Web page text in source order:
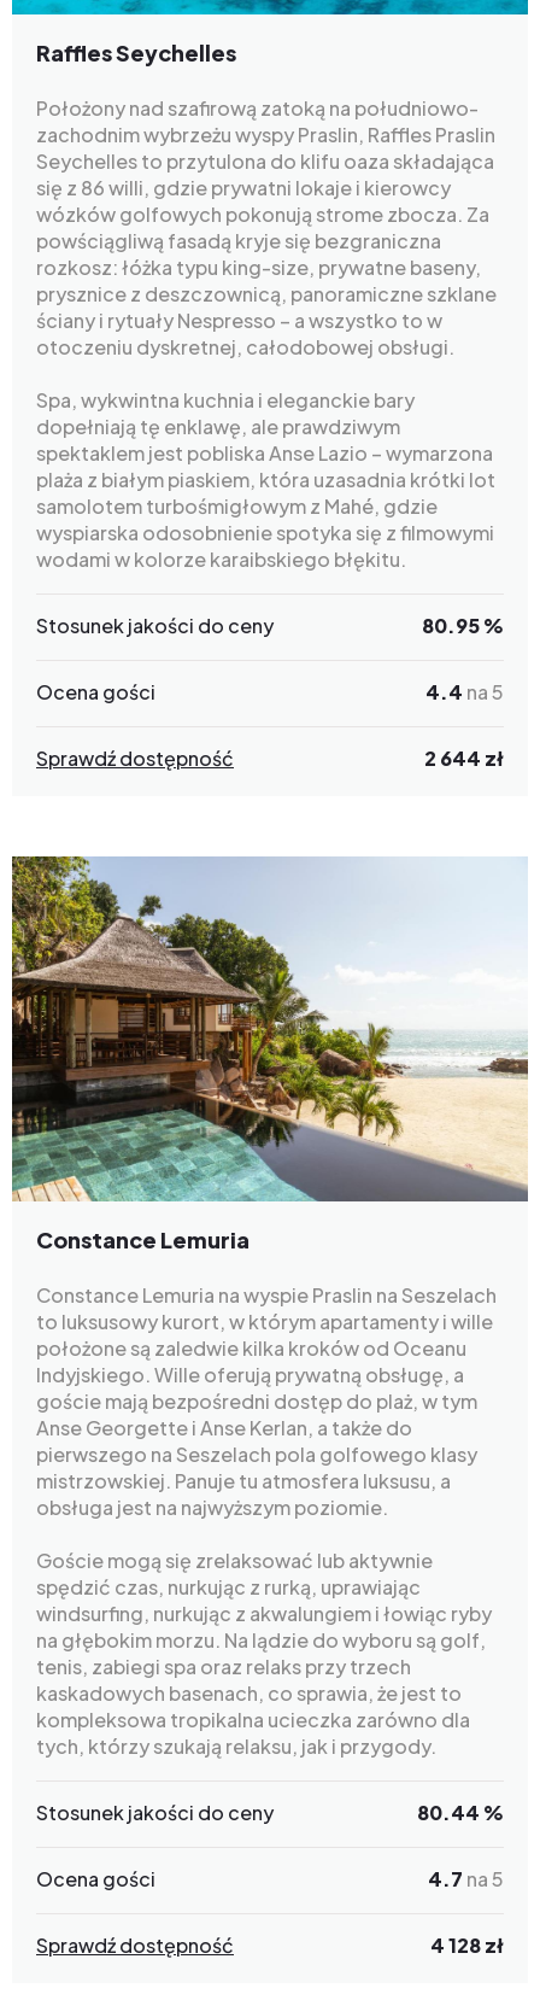
Raffles Seychelles
Położony nad szafirową zatoką na południowo-
zachodnim wybrzeżu wyspy Praslin, Raffles Praslin
Seychelles to przytulona do klifu oaza składająca
się z 86 willi, gdzie prywatni lokaje i kierowcy
wózków golfowych pokonują strome zbocza. Za
powściągliwą fasadą kryje się bezgraniczna
rozkosz: łóżka typu king-size, prywatne baseny,
prysznice z deszczownicą, panoramiczne szklane
ściany i rytuały Nespresso – a wszystko to w
otoczeniu dyskretnej, całodobowej obsługi.
Spa, wykwintna kuchnia i eleganckie bary
dopełniają tę enklawę, ale prawdziwym
spektaklem jest pobliska Anse Lazio – wymarzona
plaża z białym piaskiem, która uzasadnia krótki lot
samolotem turbośmigłowym z Mahé, gdzie
wyspiarska odosobnienie spotyka się z filmowymi
wodami w kolorze karaibskiego błękitu.
Stosunek jakości do ceny 80.95 %
Ocena gości 4.4 na 5
Sprawdź dostępność 2 644 zł
Constance Lemuria
Constance Lemuria na wyspie Praslin na Seszelach
to luksusowy kurort, w którym apartamenty i wille
położone są zaledwie kilka kroków od Oceanu
Indyjskiego. Wille oferują prywatną obsługę, a
goście mają bezpośredni dostęp do plaż, w tym
Anse Georgette i Anse Kerlan, a także do
pierwszego na Seszelach pola golfowego klasy
mistrzowskiej. Panuje tu atmosfera luksusu, a
obsługa jest na najwyższym poziomie.
Goście mogą się zrelaksować lub aktywnie
spędzić czas, nurkując z rurką, uprawiając
windsurfing, nurkując z akwalungiem i łowiąc ryby
na głębokim morzu. Na lądzie do wyboru są golf,
tenis, zabiegi spa oraz relaks przy trzech
kaskadowych basenach, co sprawia, że jest to
kompleksowa tropikalna ucieczka zarówno dla
tych, którzy szukają relaksu, jak i przygody.
Stosunek jakości do ceny 80.44 %
Ocena gości 4.7 na 5
Sprawdź dostępność 4 128 zł